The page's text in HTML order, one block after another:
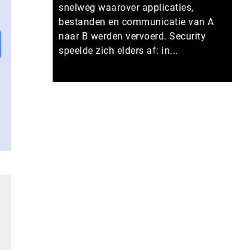
snelweg waarover applicaties,
bestanden en communicatie van A
naar B werden vervoerd. Security
speelde zich elders af: in...